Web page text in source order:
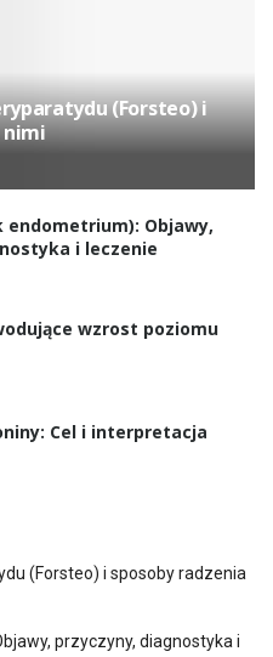
(Forsteo) i
nimi
endometrium): Objawy,
i leczenie
wzrost poziomu
Cel i interpretacja
(Forsteo) i sposoby radzenia
przyczyny, diagnostyka i